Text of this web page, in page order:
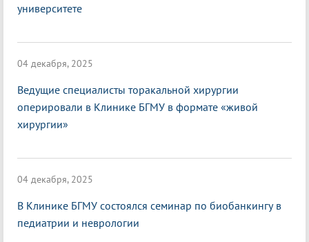
университете
04 декабря, 2025
Ведущие специалисты торакальной хирургии
оперировали в Клинике БГМУ в формате «живой
хирургии»
04 декабря, 2025
В Клинике БГМУ состоялся семинар по биобанкингу в
педиатрии и неврологии